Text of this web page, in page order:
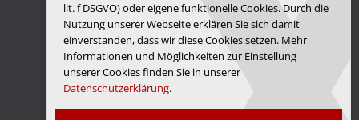
lit. f DSGVO) oder eigene funktionelle Cookies. Durch die
Nutzung unserer Webseite erklären Sie sich damit
einverstanden, dass wir diese Cookies setzen. Mehr
Informationen und Möglichkeiten zur Einstellung
unserer Cookies finden Sie in unserer
Datenschutzerklärung.